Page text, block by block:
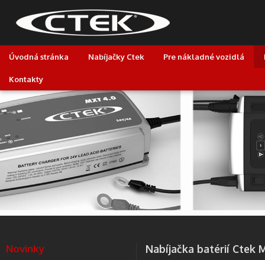
Úvodná stránka Nabíjačky Ctek Pre nákladné vozidlá
Kontakty
Nabíjačka batérií Ctek
Novinky